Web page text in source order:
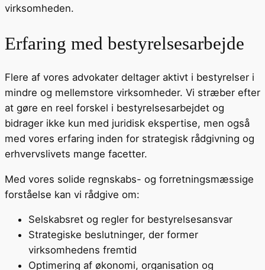
virksomheden.
Erfaring med bestyrelsesarbejde
Flere af vores advokater deltager aktivt i bestyrelser i
mindre og mellemstore virksomheder. Vi stræber efter
at gøre en reel forskel i bestyrelsesarbejdet og
bidrager ikke kun med juridisk ekspertise, men også
med vores erfaring inden for strategisk rådgivning og
erhvervslivets mange facetter.
Med vores solide regnskabs- og forretningsmæssige
forståelse kan vi rådgive om:
Selskabsret og regler for bestyrelsesansvar
Strategiske beslutninger, der former
virksomhedens fremtid
Optimering af økonomi, organisation og